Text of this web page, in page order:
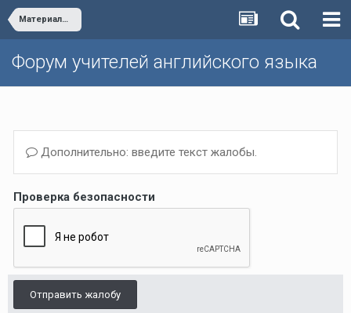
Материалы из книг для учителя и рабочие программы к Happy English.ru
Форум учителей английского языка
Дополнительно: введите текст жалобы.
Проверка безопасности
Отправить жалобу